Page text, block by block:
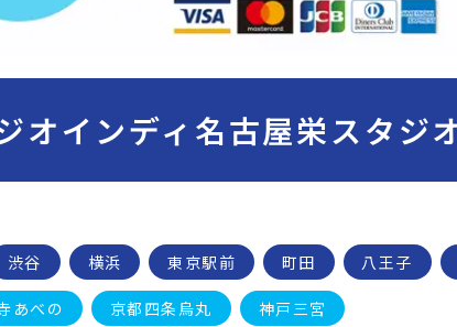
オインディ名古屋栄スタジ
渋谷 横浜 東京駅前 町田 八王子
あべの 京都四条烏丸 神戸三宮